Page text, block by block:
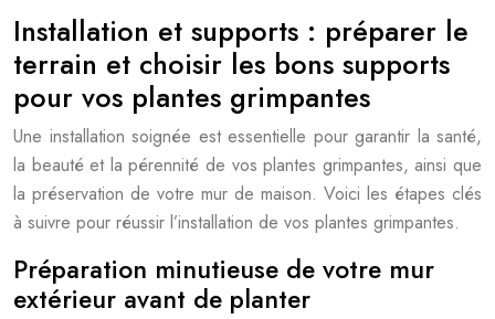
Installation et supports : préparer le
terrain et choisir les bons supports
pour vos plantes grimpantes
Une installation soignée est essentielle pour garantir la santé,
la beauté et la pérennité de vos plantes grimpantes, ainsi que
la préservation de votre mur de maison. Voici les étapes clés
à suivre pour réussir l’installation de vos plantes grimpantes.
Préparation minutieuse de votre mur
extérieur avant de planter